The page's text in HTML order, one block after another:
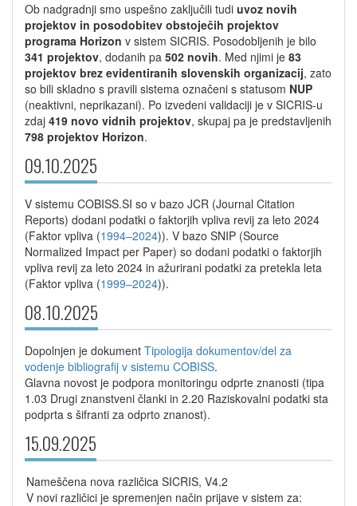
Ob nadgradnji smo uspešno zaključili tudi uvoz novih
projektov in posodobitev obstoječih projektov
programa Horizon v sistem SICRIS. Posodobljenih je bilo
341 projektov, dodanih pa 502 novih. Med njimi je 83
projektov brez evidentiranih slovenskih organizacij, zato
so bili skladno s pravili sistema označeni s statusom NUP
(neaktivni, neprikazani). Po izvedeni validaciji je v SICRIS-u
zdaj 419 novo vidnih projektov, skupaj pa je predstavljenih
798 projektov Horizon.
09.10.2025
V sistemu COBISS.SI so v bazo JCR (Journal Citation
Reports) dodani podatki o faktorjih vpliva revij za leto 2024
(Faktor vpliva (1994–2024)). V bazo SNIP (Source
Normalized Impact per Paper) so dodani podatki o faktorjih
vpliva revij za leto 2024 in ažurirani podatki za pretekla leta
(Faktor vpliva (1999–2024)).
08.10.2025
Dopolnjen je dokument Tipologija dokumentov/del za
vodenje bibliografij v sistemu COBISS.
Glavna novost je podpora monitoringu odprte znanosti (tipa
1.03 Drugi znanstveni članki in 2.20 Raziskovalni podatki sta
podprta s šifranti za odprto znanost).
15.09.2025
Nameščena nova različica SICRIS, V4.2
V novi različici je spremenjen način prijave v sistem za: